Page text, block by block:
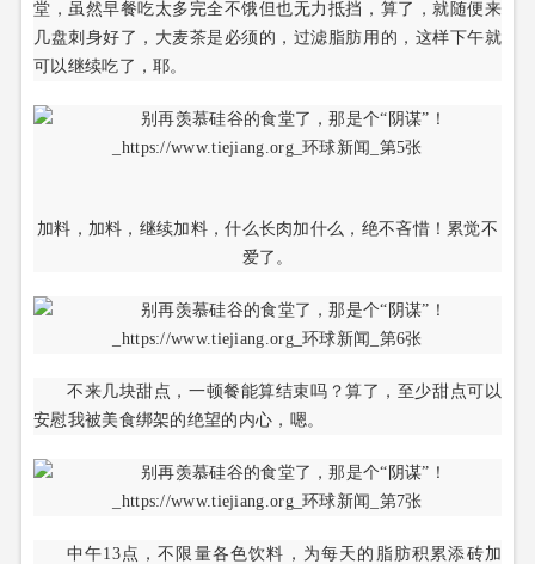
堂，虽然早餐吃太多完全不饿但也无力抵挡，算了，就随便来
几盘刺身好了，大麦茶是必须的，过滤脂肪用的，这样下午就
可以继续吃了，耶。
加料，加料，继续加料，什么长肉加什么，绝不吝惜！累觉不
爱了。
不来几块甜点，一顿餐能算结束吗？算了，至少甜点可以
安慰我被美食绑架的绝望的内心，嗯。
中午13点，不限量各色饮料，为每天的脂肪积累添砖加